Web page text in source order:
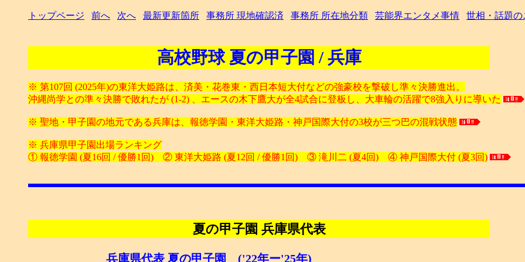
トップページ 前へ 次へ 最新更新箇所 事務所 現地確認済 事務所 所在地分類 芸能界エンタメ事情 世相・話題の
高校野球 夏の甲子園 / 兵庫
※ 第107回 (2025年)の東洋大姫路は、済美・花巻東・西日本短大付などの強豪校を撃破し準々決勝進出。
沖縄尚学との準々決勝で敗れたが (1-2) 、エースの木下鷹大が全4試合に登板し、大車輪の活躍で8強入りに導いた
※ 聖地・甲子園の地元である兵庫は、報徳学園・東洋大姫路・神戸国際大付の3校が三つ巴の混戦状態
※ 兵庫県甲子園出場ランキング
① 報徳学園 (夏16回 / 優勝1回) ② 東洋大姫路 (夏12回 / 優勝1回) ③ 滝川二 (夏4回) ④ 神戸国際大付 (夏3回)
夏の甲子園 兵庫県代表
兵庫県代表 夏の甲子園 ('22年ー'25年)